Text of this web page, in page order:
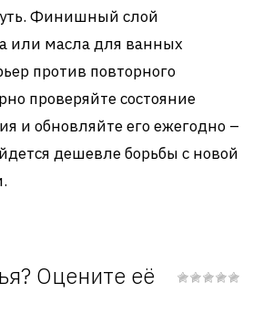
Финишный слой
или масла для ванных
против повторного
проверяйте состояние
и обновляйте его ежегодно –
дешевле борьбы с новой
Оцените её